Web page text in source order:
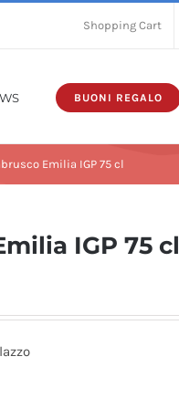
Shopping Cart
BUONI REGALO
Emilia IGP 75 cl
IGP 75 cl